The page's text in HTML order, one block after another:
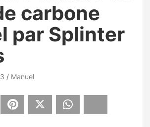
carbone
par Splinter
Manuel
Pinterest